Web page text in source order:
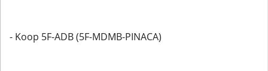
- Koop 5F-ADB (5F-MDMB-PINACA)